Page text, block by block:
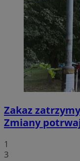
Zakaz
Zmiany
1
3